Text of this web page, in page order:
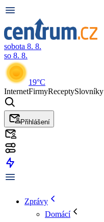
sobota 8. 8.
so 8. 8.
19°C
InternetFirmyReceptySlovníky
Přihlášení
Zprávy
Domácí